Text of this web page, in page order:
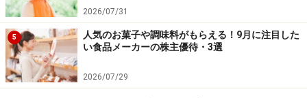
2026/07/31
5
人気のお菓子や調味料がもらえる！9月に注目した
い食品メーカーの株主優待・3選
2026/07/29